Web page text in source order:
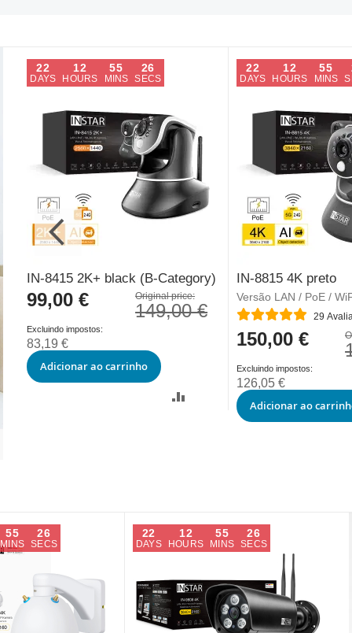
IN-8415 2K+ black (B-Category)
22
DAYS
12
HOURS
55
MINS
25
SECS
Original price:
149,00 €
Special
Price
99,00 €
83,19 €
Adicionar ao carrinho
IN-8815 4K preto
22
DAYS
12
HOURS
55
MINS
Versão LAN / PoE /
Classificação:
29
Special
Price
150,00 €
126,05 €
Adicionar ao
55
MINS
25
SECS
22
DAYS
12
HOURS
55
MINS
25
SECS